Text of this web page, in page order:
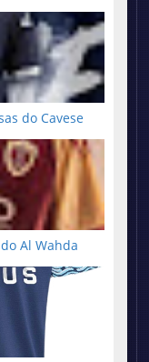
do Cavese
Al Wahda